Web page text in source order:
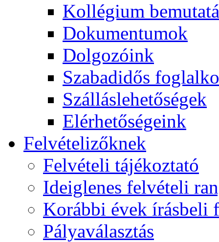
Kollégium
Dokumentumok
Dolgozóink
Szabadidős
Szálláslehetőségek
Elérhetőségeink
Felvételizőknek
Felvételi tájékoztató
Ideiglenes felvételi
Korábbi évek írásbeli
Pályaválasztás